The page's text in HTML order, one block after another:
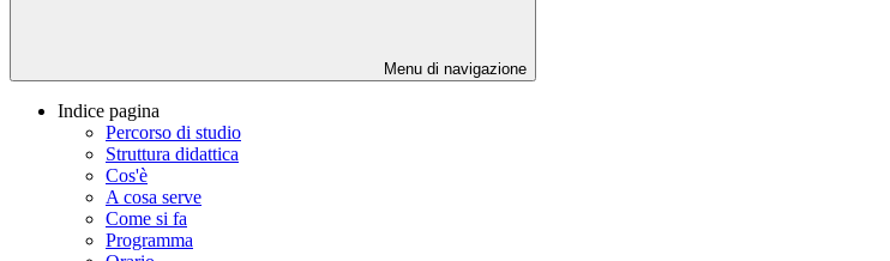
Menu di navigazione
Indice pagina
Percorso di studio
Struttura didattica
Cos'è
A cosa serve
Come si fa
Programma